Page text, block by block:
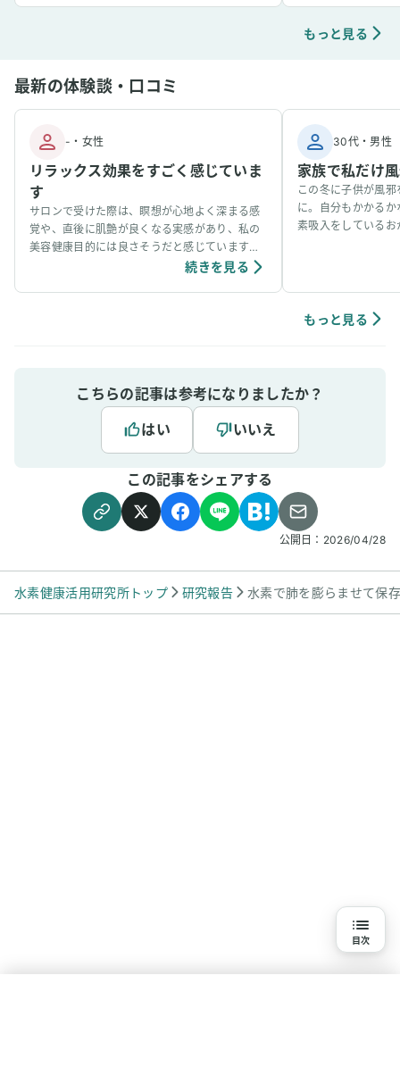
もっと見る
最新の体験談・口コミ
- ・ 女性
リラックス効果をすごく感じていま
す
サロンで受けた際は、瞑想が心地よく深まる感
覚や、直後に肌艶が良くなる実感があり、私の
美容健康目的には良さそうだと感じています。
個人の感想ではありますが、吸入中は、脳波が
続きを見る
30代・男性
家族で私だけ
この冬に子供が風
に。自分もかかる
素吸入をしている
もっと見る
こちらの記事は参考になりましたか？
はい
いいえ
この記事をシェアする
公開日： 2026/04/28
水素健康活用研究所トップ 研究報告 水素で肺を膨らませて保
目次